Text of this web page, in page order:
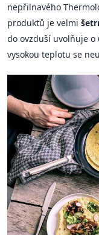
nepřilnavého
produktů je velmi
do ovzduší uvolňuje
vysokou teplotu se